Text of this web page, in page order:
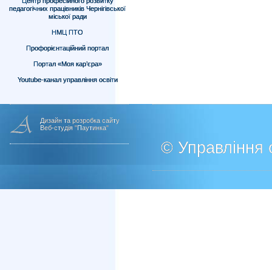
педагогічних працівників Чернігівської
міської ради
НМЦ ПТО
Профорієнтаційний портал
Портал «Моя кар’єра»
Youtube-канал управління освіти
Дизайн та розробка сайту
Веб-студія "Паутинка"
© Управління